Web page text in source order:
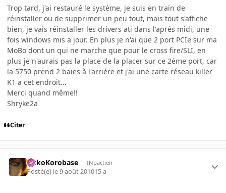
Trop tard, j'ai restauré le systéme, je suis en train de
réinstaller ou de supprimer un peu tout, mais tout s'affiche
bien, je vais réinstaller les drivers ati dans l'aprés midi, une
fois windows mis a jour. En plus je n'ai que 2 port PCIe sur ma
MoBo dont un qui ne marche que pour le cross fire/SLI, en
plus je n'aurais pas la place de la placer sur ce 2éme port, car
la 5750 prend 2 baies à l'arriére et j'ai une carte réseau killer
K1 a cet endroit...
Merci quand même!!
Shryke2a
Citer
SiskoKorobase INpactien
Posté(e) le 9 août 201015 a